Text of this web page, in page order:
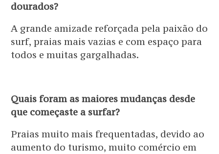
dourados?
A grande amizade reforçada pela paixão do
surf, praias mais vazias e com espaço para
todos e muitas gargalhadas.
Quais foram as maiores mudanças desde
que começaste a surfar?
Praias muito mais frequentadas, devido ao
aumento do turismo, muito comércio em